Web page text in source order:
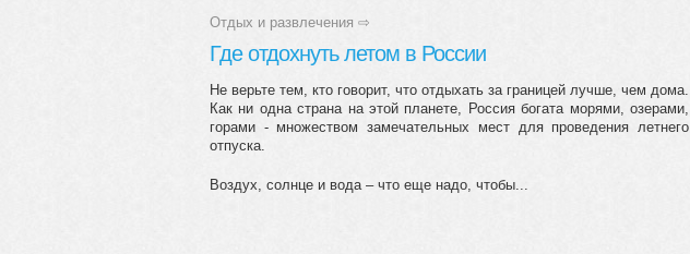
Отдых и развлечения ⇨
Где отдохнуть летом в России
Не верьте тем, кто говорит, что отдыхать за границей лучше, чем дома.
Как ни одна страна на этой планете, Россия богата морями, озерами,
горами - множеством замечательных мест для проведения летнего
отпуска.
Воздух, солнце и вода – что еще надо, чтобы...